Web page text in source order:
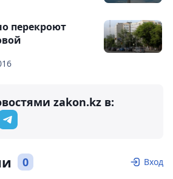
перекроют
zakon.kz в:
0 Вход